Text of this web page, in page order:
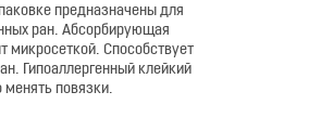
предназначены для
ран. Абсорбирующая
микросеткой. Способствует
Гипоаллергенный клейкий
менять повязки.